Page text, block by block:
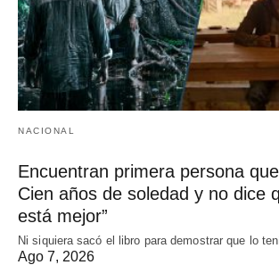
NACIONAL
Encuentran primera persona
Cien años de soledad y no dice
está mejor”
Ni siquiera sacó el libro para demostrar que lo
Ago 7, 2026